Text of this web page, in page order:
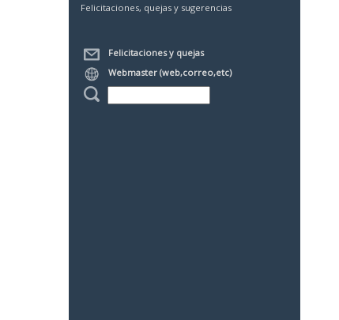
Felicitaciones, quejas y sugerencias
Felicitaciones y quejas
Webmaster (web,correo,etc)